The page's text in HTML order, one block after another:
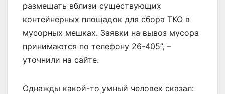
размещать вблизи существующих
контейнерных площадок для сбора ТКО в
мусорных мешках. Заявки на вывоз мусора
принимаются по телефону 26-405”, –
уточнили на сайте.
Однажды какой-то умный человек сказал: